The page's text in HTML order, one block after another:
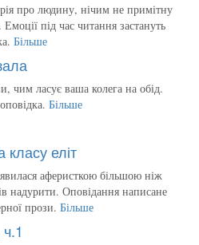
про людину, нічим не примітну
Емоції під час читання застануть
Більше
чим ласує ваша колега на обід.
Більше
класу еліт
аферисткою більшою ніж
надурити. Оповідання написане
прози. Більше